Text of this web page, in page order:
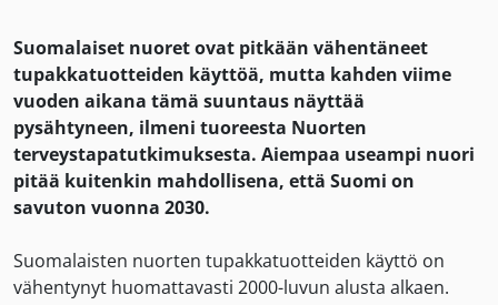
Suomalaiset nuoret ovat pitkään vähentäneet
tupakkatuotteiden käyttöä, mutta kahden viime
vuoden aikana tämä suuntaus näyttää
pysähtyneen, ilmeni tuoreesta Nuorten
terveystapatutkimuksesta. Aiempaa useampi nuori
pitää kuitenkin mahdollisena, että Suomi on
savuton vuonna 2030.
Suomalaisten nuorten tupakkatuotteiden käyttö on
vähentynyt huomattavasti 2000-luvun alusta alkaen.